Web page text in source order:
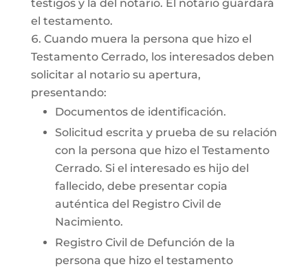
testigos y la del notario. El notario guardará
el testamento.
Cuando muera la persona que hizo el
Testamento Cerrado, los interesados deben
solicitar al notario su apertura,
presentando:
Documentos de identificación.
Solicitud escrita y prueba de su relación
con la persona que hizo el Testamento
Cerrado. Si el interesado es hijo del
fallecido, debe presentar copia
auténtica del Registro Civil de
Nacimiento.
Registro Civil de Defunción de la
persona que hizo el testamento